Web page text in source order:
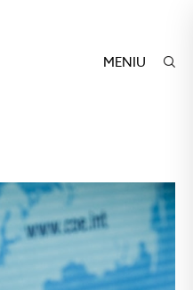
MENIU